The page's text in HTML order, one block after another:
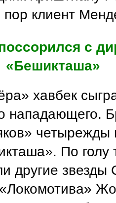
клиент
с
«Бешикташа»
хавбек
нападающего.
четырежды
По голу
другие звезды